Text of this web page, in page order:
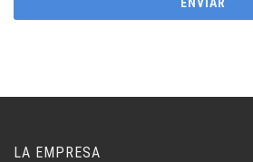
LA EMPRESA